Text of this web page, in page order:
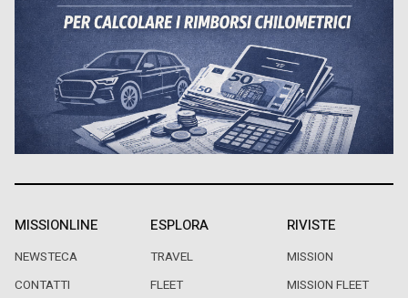
MISSIONLINE
NEWSTECA
CONTATTI
ESPLORA
TRAVEL
FLEET
RIVISTE
MISSION
MISSION FLEET